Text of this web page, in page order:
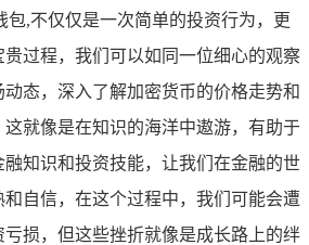
包,不仅仅是一次简单的投资行为，更
过程，我们可以如同一位细心的观察
态，深入了解加密货币的价格走势和
就像是在知识的海洋中遨游，有助于
知识和投资技能，让我们在金融的世
自信，在这个过程中，我们可能会遭
损，但这些挫折就像是成长路上的绊